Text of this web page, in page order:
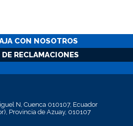
CON NOSOTROS
RECLAMACIONES
N, Cuenca 010107, Ecuador
Provincia de Azuay, 010107